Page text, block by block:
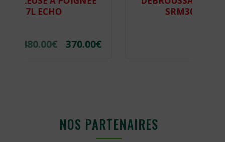
€
SRM3021TESL ECHO
NOS PARTENAIRES